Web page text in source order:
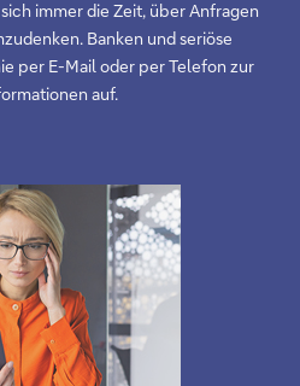
immer die Zeit, über Anfragen
Banken und seriöse
per E-Mail oder per Telefon zur
auf.